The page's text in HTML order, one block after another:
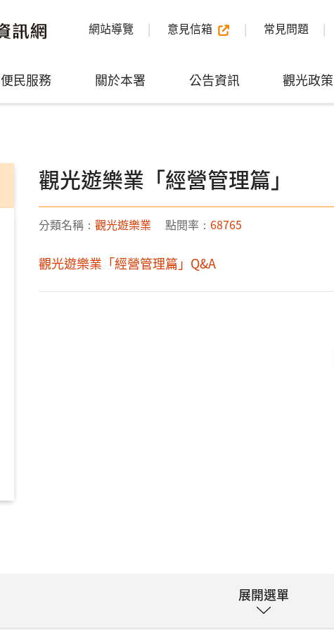
網站導覽 意見信箱 常見問題
便民服務 關於本署 公告資訊 觀光政策
觀光遊樂業「經營管理篇」
分類名稱： 觀光遊樂業 點閱率： 68765
觀光遊樂業「經營管理篇」Q&A
展開選單